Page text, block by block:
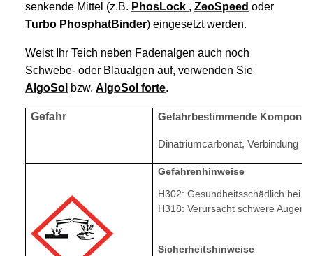
senkende Mittel (z.B. PhosLock , ZeoSpeed oder
Turbo PhosphatBinder) eingesetzt werden.
Weist Ihr Teich neben Fadenalgen auch noch
Schwebe- oder Blaualgen auf, verwenden Sie
AlgoSol bzw. AlgoSol forte.
Gefahr Gefahrbestimmende
Dinatriumcarbonat, Verbindung
Gefahrenhinweise
H302: Gesundheitsschädlich bei
H318: Verursacht schwere
Sicherheitshinweise